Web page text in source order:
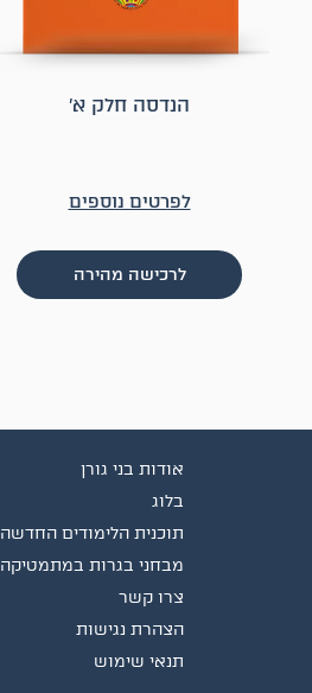
הנדסה חלק א׳
לפרטים נוספים
לרכישה מהירה
אודות בני גורן
בלוג
תוכנית הלימודים החדשה
מבחני בגרות במתמטיקה
צרו קשר
הצהרת נגישות
תנאי שימוש